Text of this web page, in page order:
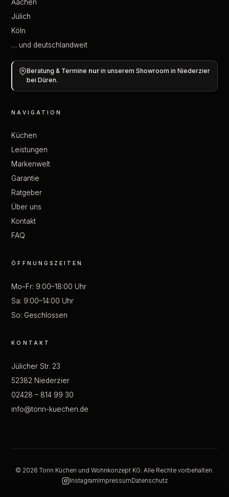
Aachen
Jülich
Köln
… und deutschlandweit
Beratung & Termine nur in unserem Showroom in Niederzier
bei Düren.
NAVIGATION
Küchen
Leistungen
Markenwelt
Garantie
Ratgeber
Über uns
Kontakt
FAQ
ÖFFNUNGSZEITEN
Mo–Fr: 9:00–18:00 Uhr
Sa: 9:00–14:00 Uhr
So: Geschlossen
KONTAKT
Jülicher Str. 23
52382 Niederzier
02428 – 814 99 30
info@tonn-kuechen.de
© 2026 Tonn Küchen und Wohnkonzept KG. Alle Rechte vorbehalten.
Instagram ImpressumDatenschutz